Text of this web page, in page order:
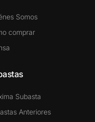
Somos
comprar
Subasta
Anteriores